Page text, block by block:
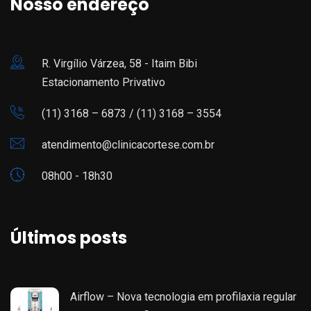
R. Virgílio Várzea, 58 - Itaim Bibi
Estacionamento Privativo
(11) 3168 – 6873 / (11) 3168 – 3554
atendimento@clinicacortese.com.br
08h00 - 18h30
Últimos posts
Airflow – Nova tecnologia em profilaxia regular